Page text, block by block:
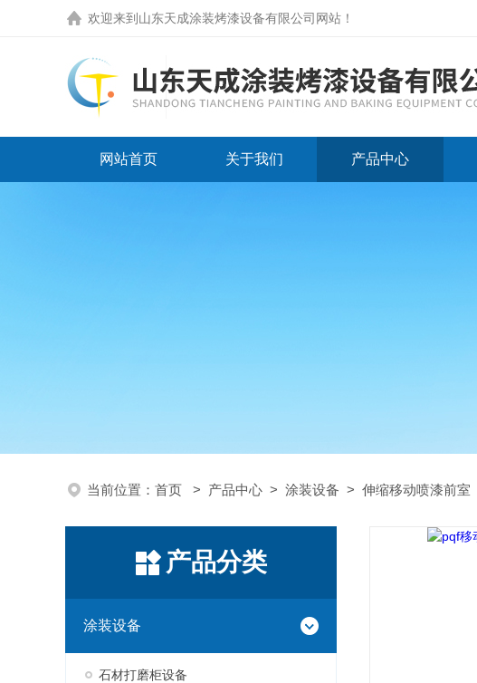
欢迎来到 山东天成涂装烤漆设备有限公司网站 ！
网站首页 关于我们 产品中心
当前位置： 首页 > 产品中心 > 涂装设备 > 伸缩移动喷漆前室
产品分类
涂装设备
石材打磨柜设备